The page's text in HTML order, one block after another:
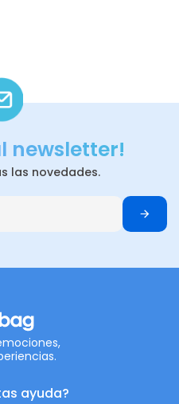
newsletter!
las novedades.
ayuda?